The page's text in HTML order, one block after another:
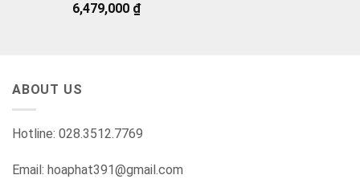
6,479,000 ₫
ABOUT US
Hotline: 028.3512.7769
Email: hoaphat391@gmail.com